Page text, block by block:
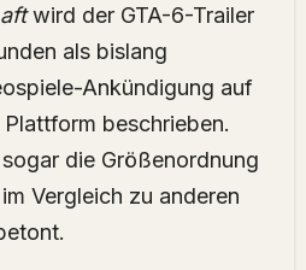
wird der GTA-6-Trailer
als bislang
Ankündigung auf
beschrieben.
die Größenordnung
Vergleich zu anderen